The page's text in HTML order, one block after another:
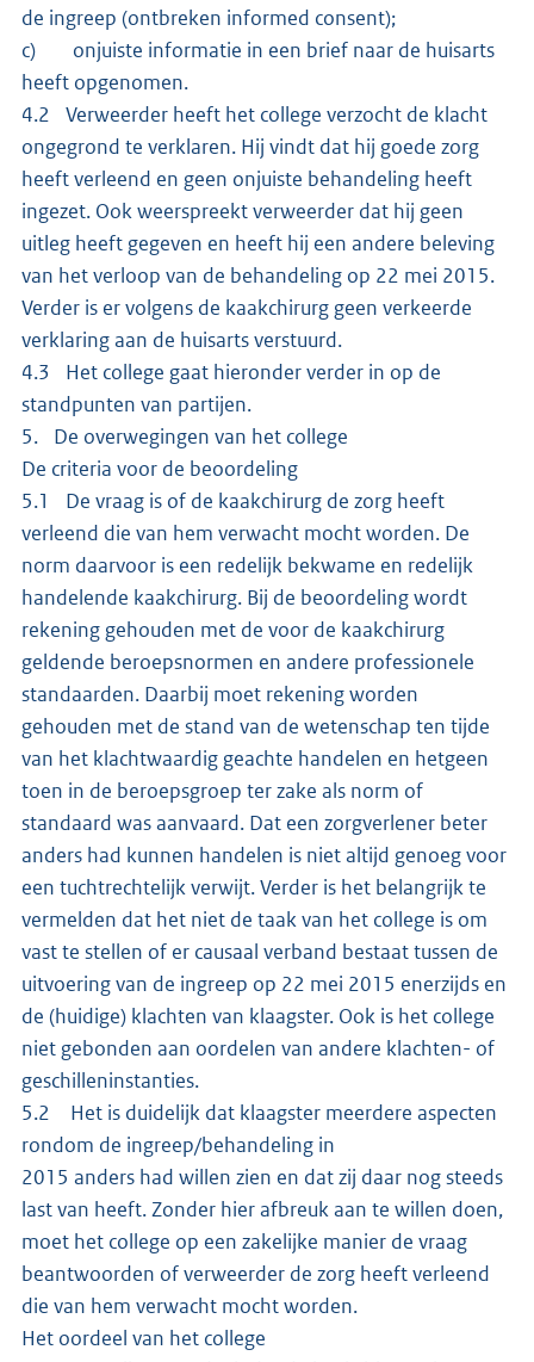
de ingreep (ontbreken informed consent);
c) onjuiste informatie in een brief naar de huisarts
heeft opgenomen.
4.2 Verweerder heeft het college verzocht de klacht
ongegrond te verklaren. Hij vindt dat hij goede zorg
heeft verleend en geen onjuiste behandeling heeft
ingezet. Ook weerspreekt verweerder dat hij geen
uitleg heeft gegeven en heeft hij een andere beleving
van het verloop van de behandeling op 22 mei 2015.
Verder is er volgens de kaakchirurg geen verkeerde
verklaring aan de huisarts verstuurd.
4.3 Het college gaat hieronder verder in op de
standpunten van partijen.
5. De overwegingen van het college
De criteria voor de beoordeling
5.1 De vraag is of de kaakchirurg de zorg heeft
verleend die van hem verwacht mocht worden. De
norm daarvoor is een redelijk bekwame en redelijk
handelende kaakchirurg. Bij de beoordeling wordt
rekening gehouden met de voor de kaakchirurg
geldende beroepsnormen en andere professionele
standaarden. Daarbij moet rekening worden
gehouden met de stand van de wetenschap ten tijde
van het klachtwaardig geachte handelen en hetgeen
toen in de beroepsgroep ter zake als norm of
standaard was aanvaard. Dat een zorgverlener beter
anders had kunnen handelen is niet altijd genoeg voor
een tuchtrechtelijk verwijt. Verder is het belangrijk te
vermelden dat het niet de taak van het college is om
vast te stellen of er causaal verband bestaat tussen de
uitvoering van de ingreep op 22 mei 2015 enerzijds en
de (huidige) klachten van klaagster. Ook is het college
niet gebonden aan oordelen van andere klachten- of
geschilleninstanties.
5.2 Het is duidelijk dat klaagster meerdere aspecten
rondom de ingreep/behandeling in
2015 anders had willen zien en dat zij daar nog steeds
last van heeft. Zonder hier afbreuk aan te willen doen,
moet het college op een zakelijke manier de vraag
beantwoorden of verweerder de zorg heeft verleend
die van hem verwacht mocht worden.
Het oordeel van het college